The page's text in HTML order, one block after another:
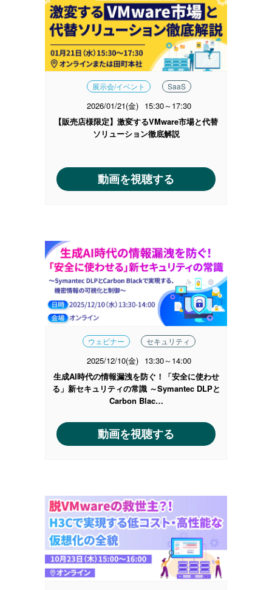
展示会/イベント SaaS
2026/01/21(金) 15:30～17:30
【販売店様限定】激変するVMware市場と代替
ソリューション徹底解説
動画を視聴する
ウェビナー セキュリティ
2025/12/10(金) 13:30～14:00
生成AI時代の情報漏洩を防ぐ！「安全に使わせ
る」新セキュリティの常識 ～Symantec DLPと
Carbon Blac…
動画を視聴する